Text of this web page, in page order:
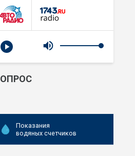
ОПРОС
Показания
водяных счетчиков